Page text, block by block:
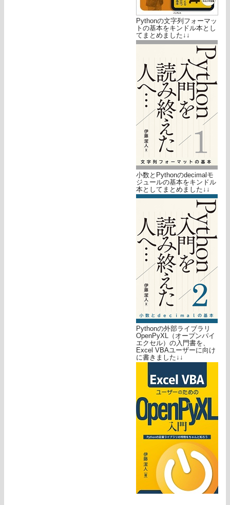
Pythonの文字列フォーマッ
トの基本をキンドル本とし
てまとめました↓↓
小数とPythonのdecimalモ
ジュールの基本をキンドル
本としてまとめました↓↓
Pythonの外部ライブラリ
OpenPyXL（オープンパイ
エクセル）の入門書を、
Excel VBAユーザーに向け
に書きました↓↓